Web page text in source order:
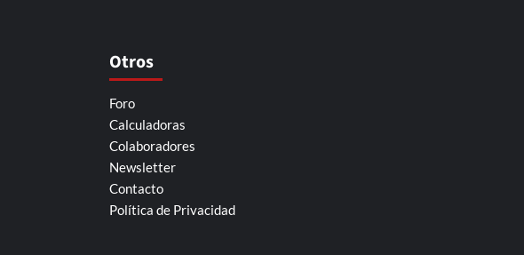
Otros
Foro
Calculadoras
Colaboradores
Newsletter
Contacto
Política de Privacidad